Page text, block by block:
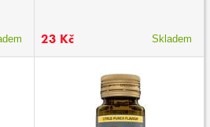
23 Kč Skladem